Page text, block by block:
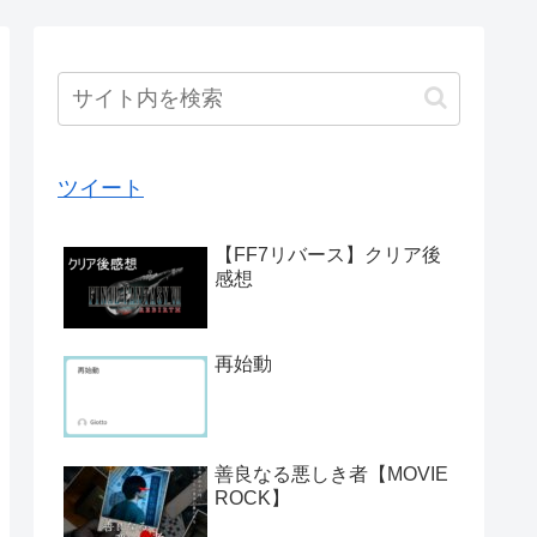
ツイート
【FF7リバース】クリア後
感想
再始動
善良なる悪しき者【MOVIE
ROCK】